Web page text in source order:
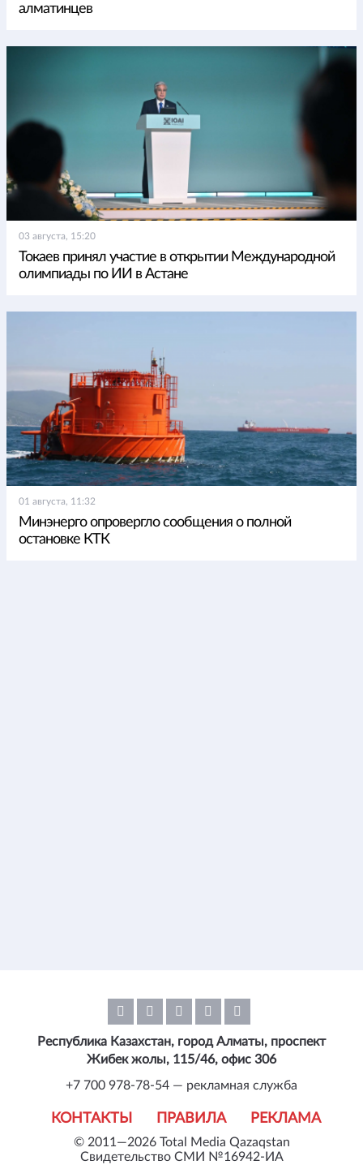
алматинцев
03 августа, 15:20
Токаев принял участие в открытии Международной
олимпиады по ИИ в Астане
01 августа, 11:32
Минэнерго опровергло сообщения о полной
остановке КТК
© 2011—2026 Total Media Qazaqstan
Свидетельство СМИ №16942-ИА
КОНТАКТЫ ПРАВИЛА РЕКЛАМА
Республика Казахстан, город Алматы, проспект
Жибек жолы, 115/46, офис 306
+7 700 978-78-54 — рекламная служба